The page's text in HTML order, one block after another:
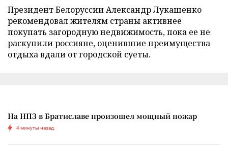
Президент Белоруссии Александр Лукашенко
рекомендовал жителям страны активнее
покупать загородную недвижимость, пока ее не
раскупили россияне, оценившие преимущества
отдыха вдали от городской суеты.
На НПЗ в Братиславе произошел мощный пожар
4 минуты назад